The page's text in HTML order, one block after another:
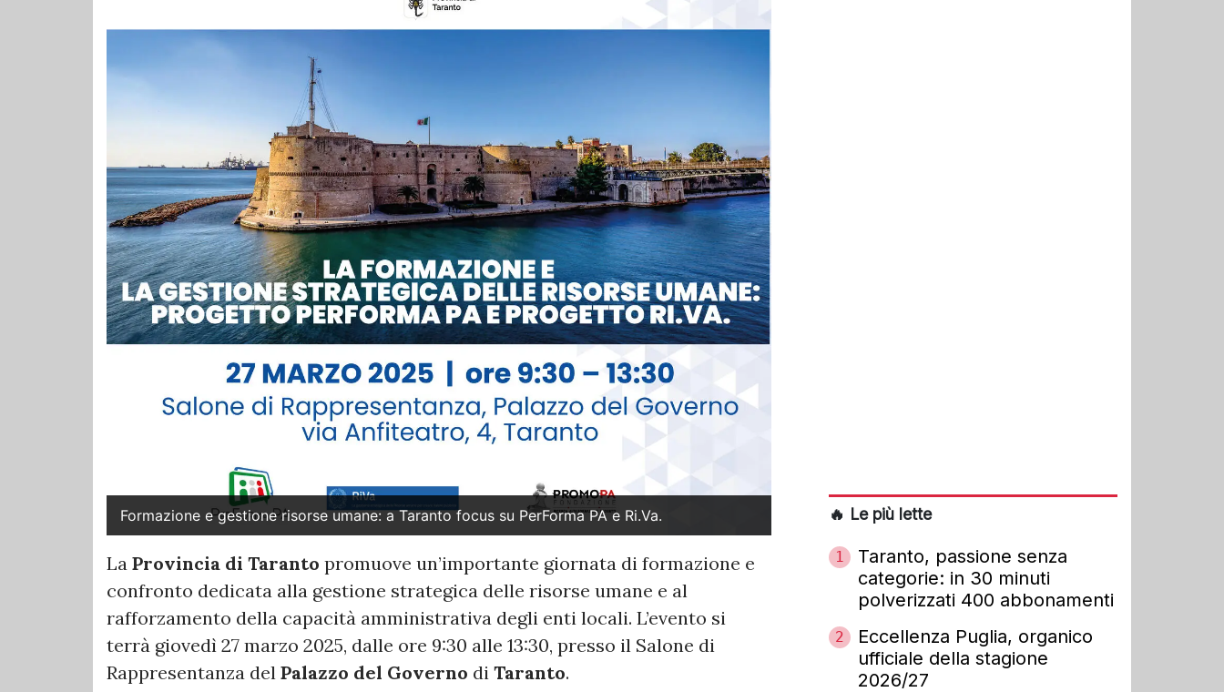
Formazione e gestione risorse umane: a Taranto focus su PerForma PA e Ri.Va.
La Provincia di Taranto promuove un’importante giornata di formazione e
confronto dedicata alla gestione strategica delle risorse umane e al
rafforzamento della capacità amministrativa degli enti locali. L’evento si
terrà giovedì 27 marzo 2025, dalle ore 9:30 alle 13:30, presso il Salone di
Rappresentanza del Palazzo del Governo di Taranto.
🔥 Le più lette
1
Taranto, passione senza
categorie: in 30 minuti
polverizzati 400 abbonamenti
2
Eccellenza Puglia, organico
ufficiale della stagione
2026/27